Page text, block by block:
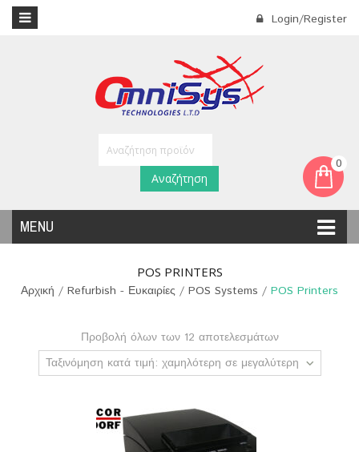
Login/Register
0
MENU
Αναζήτηση
POS PRINTERS
Αρχική / Refurbish - Ευκαιρίες / POS Systems / POS Printers
Προβολή όλων των 12 αποτελεσμάτων
Ταξινόμηση κατά τιμή: χαμηλότερη σε μεγαλύτερη